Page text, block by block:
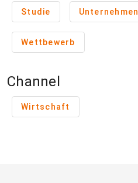
Studie Unternehmen
Wettbewerb
Channel
Wirtschaft